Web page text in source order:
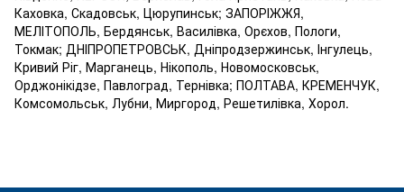
Каховка, Скадовськ, Цюрупинськ; ЗАПОРІЖЖЯ,
МЕЛІТОПОЛЬ, Бердянськ, Василівка, Орєхов, Пологи,
Токмак; ДНІПРОПЕТРОВСЬК, Дніпродзержинськ, Інгулець,
Кривий Ріг, Марганець, Нікополь, Новомосковськ,
Орджонікідзе, Павлоград, Тернівка; ПОЛТАВА, КРЕМЕНЧУК,
Комсомольськ, Лубни, Миргород, Решетилівка, Хорол.